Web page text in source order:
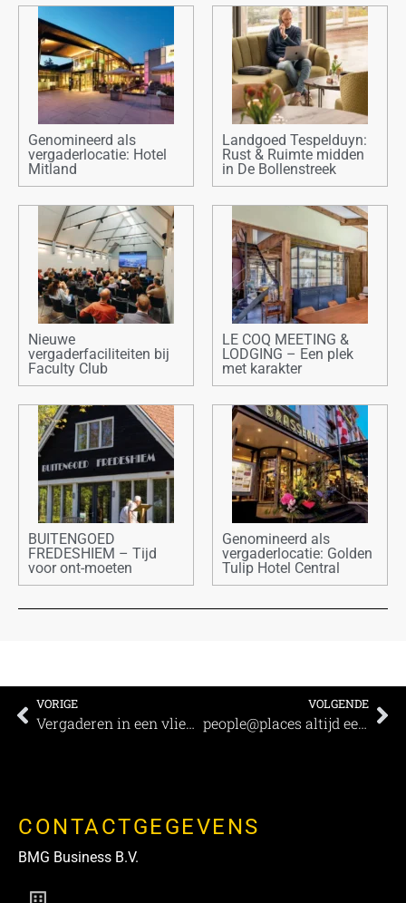
Genomineerd als
vergaderlocatie: Hotel
Mitland
Landgoed Tespelduyn:
Rust & Ruimte midden
in De Bollenstreek
Nieuwe
vergaderfaciliteiten bij
Faculty Club
LE COQ MEETING &
LODGING – Een plek
met karakter
BUITENGOED
FREDESHIEM – Tijd
voor ont-moeten
Genomineerd als
vergaderlocatie: Golden
Tulip Hotel Central
VORIGE
Vergaderen in een vliegtuig, wie wil dat nou niet?
VOLGENDE
people@places altijd een locatie dichtbij!
CONTACTGEGEVENS
BMG Business B.V.